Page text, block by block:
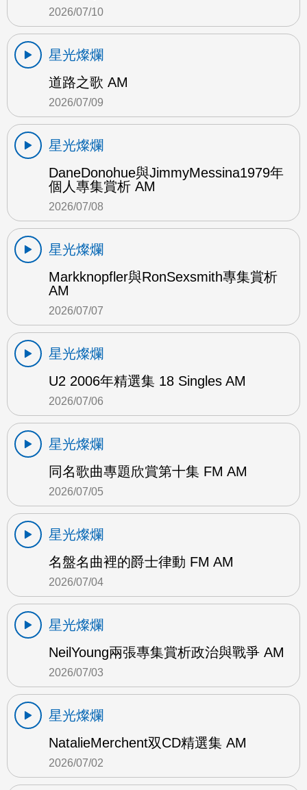
2026/07/10
星光燦爛
道路之歌 AM
2026/07/09
星光燦爛
DaneDonohue與JimmyMessina1979年
個人專集賞析 AM
2026/07/08
星光燦爛
Markknopfler與RonSexsmith專集賞析
AM
2026/07/07
星光燦爛
U2 2006年精選集 18 Singles AM
2026/07/06
星光燦爛
同名歌曲專題欣賞第十集 FM AM
2026/07/05
星光燦爛
名盤名曲裡的爵士律動 FM AM
2026/07/04
星光燦爛
NeilYoung兩張專集賞析政治與戰爭 AM
2026/07/03
星光燦爛
NatalieMerchent双CD精選集 AM
2026/07/02